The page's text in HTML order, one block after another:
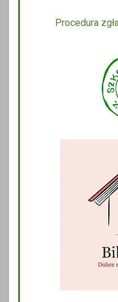
Procedura